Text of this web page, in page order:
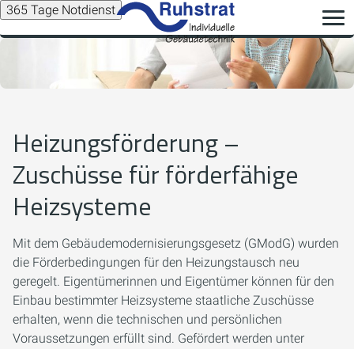
365 Tage Notdienst
Heizungsförderung –
Zuschüsse für förderfähige
Heizsysteme
Mit dem Gebäudemodernisierungsgesetz (GModG) wurden
die Förderbedingungen für den Heizungstausch neu
geregelt. Eigentümerinnen und Eigentümer können für den
Einbau bestimmter Heizsysteme staatliche Zuschüsse
erhalten, wenn die technischen und persönlichen
Voraussetzungen erfüllt sind. Gefördert werden unter